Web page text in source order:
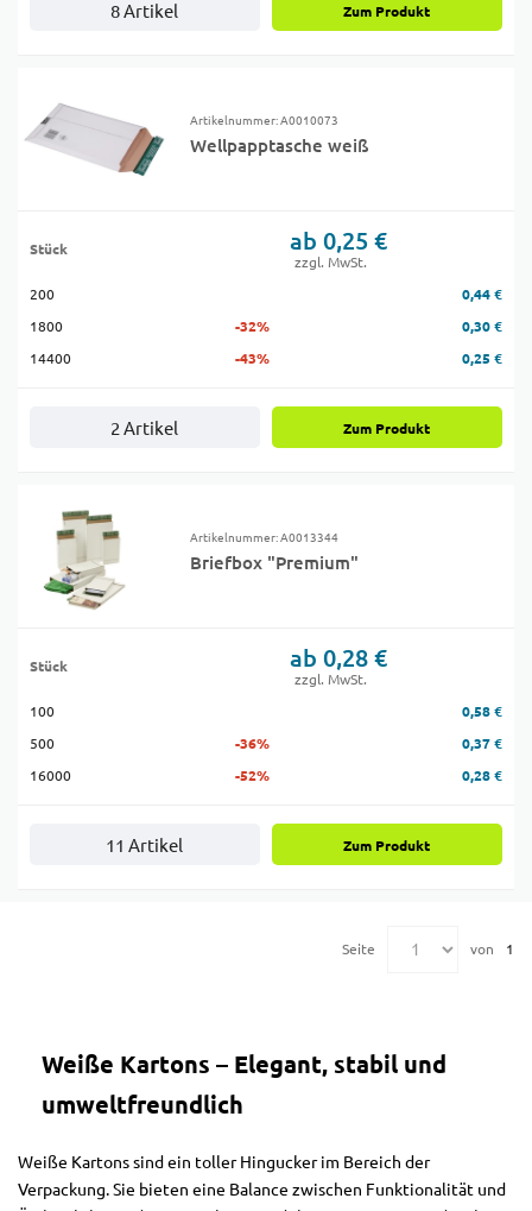
8 Artikel Zum Produkt
Artikelnummer: A0010073
Wellpapptasche weiß
Stück ab 0,25 €
zzgl. MwSt.
200
0,44 €
1800
-32%
0,30 €
14400
-43% 0,25 €
2 Artikel Zum Produkt
Artikelnummer: A0013344
Briefbox "Premium"
Stück ab 0,28 €
zzgl. MwSt.
100
0,58 €
500
-36%
0,37 €
16000
-52% 0,28 €
11 Artikel Zum Produkt
Seite von 1
Weiße Kartons – Elegant, stabil und
umweltfreundlich
Weiße Kartons sind ein toller Hingucker im Bereich der
Verpackung. Sie bieten eine Balance zwischen Funktionalität und